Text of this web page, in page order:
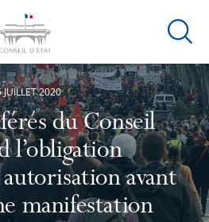
Ouvrir
de
du Conseil
l’obligation
avant
manifestation
JUILLET 2020